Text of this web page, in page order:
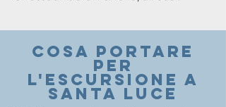
COSA PORTARE
PER
l'escursione a
santa luce